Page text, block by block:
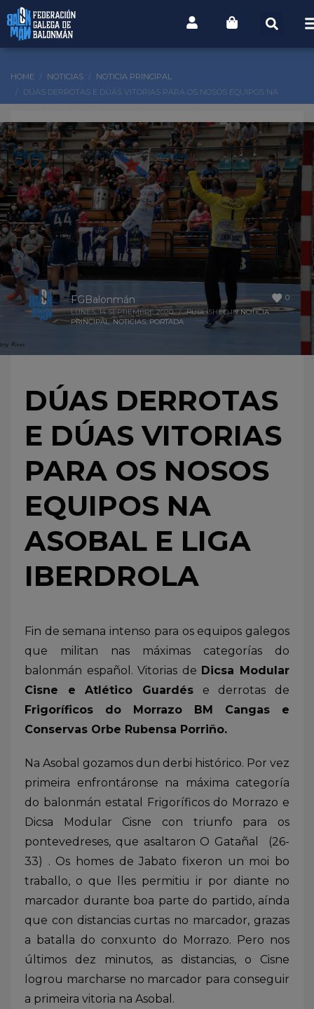
HOME NOTICIAS
NOTICIA PRINCIPAL
DÚAS DERROTAS E DÚAS VITORIAS PARA OS NOSOS EQUIPOS NA
0
FGBalonmán
LUNES, 14 SEPTIEMBRE 2020 / PUBLISHED INNOTICIA
PRINCIPAL,NOTICIAS,PORTADA
DÚAS DERROTAS
E DÚAS VITORIAS
PARA OS NOSOS
EQUIPOS NA
ASOBAL E LIGA
IBERDROLA
Fin de semana intenso para os equipos galegos
que militan nas máximas categorías do
balonmán español. Vitorias de Dicsa Modular
Cisne e Atlético Guardés e derrotas de
Frigoríficos do Morrazo BM Cangas e
Conservas Orbe Rubensa Porriño.
Na Asobal gozamos dun derbi histórico. Por vez
primeira enfrontáronse na máxima categoría
do balonmán estatal Frigoríficos do Morrazo e
Dicsa Modular Cisne con triunfo para os
pontevedreses, que asaltaron O Gatañal (26-
33) . Os homes de Jabato fixeron un moi bo
traballo, o que lles permitiu ir por diante no
marcador durante boa parte do partido, aínda
que con distancias curtas no marcador, grazas
a batalla do conxunto do Morrazo. Pero nos
últimos dez minutos, as distancias, o Cisne
logrou marcharse no marcador para conseguir
a primeira vitoria na Asobal.